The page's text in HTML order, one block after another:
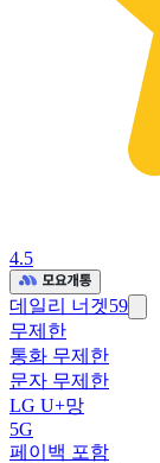
4.5
데일리 너겟59
무제한
통화 무제한
문자 무제한
LG U+망
5G
페이백 포함